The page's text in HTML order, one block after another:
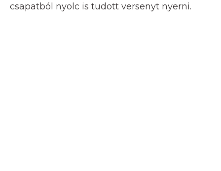
csapatból nyolc is tudott versenyt nyerni.